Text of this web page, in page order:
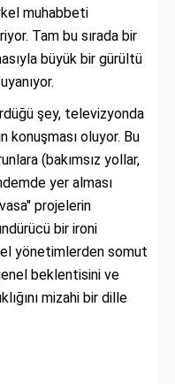
muhabbeti
Tam bu sırada bir
büyük bir gürültü
şey, televizyonda
konuşması oluyor. Bu
(bakımsız yollar,
yer alması
projelerin
bir ironi
yönetimlerden somut
beklentisini ve
mizahi bir dille